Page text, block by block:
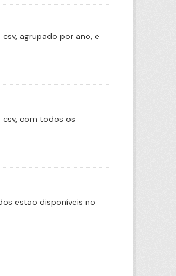
agrupado por ano, e
com todos os
estão disponíveis no